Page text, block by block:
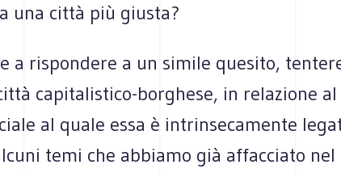
una città più giusta?
a rispondere a un simile quesito,
capitalistico-borghese, in relazione al
al quale essa è intrinsecamente
temi che abbiamo già affacciato nel